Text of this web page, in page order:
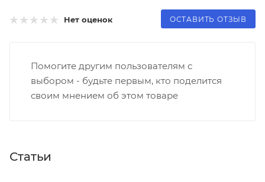
Нет оценок ОСТАВИТЬ ОТЗЫВ
Помогите другим пользователям с
выбором - будьте первым, кто поделится
своим мнением об этом товаре
Статьи